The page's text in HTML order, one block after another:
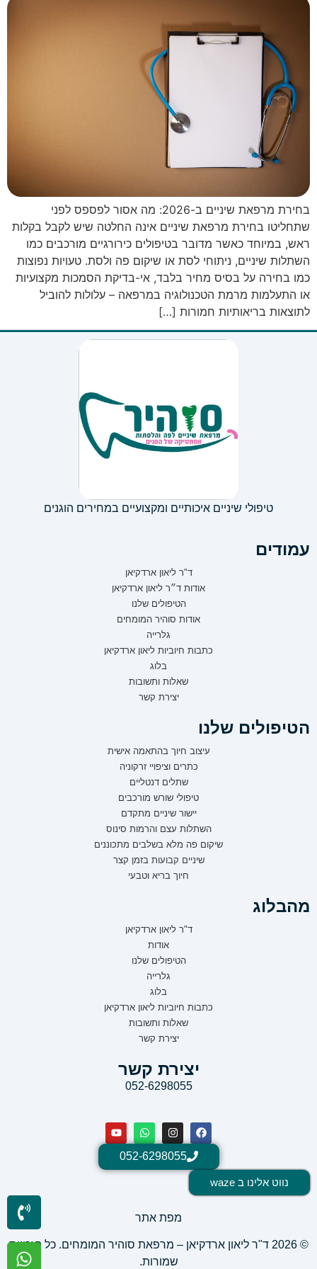
בחירת מרפאת שיניים ב-2026: מה אסור לפספס לפני
שתחליטו בחירת מרפאת שיניים אינה החלטה שיש לקבל בקלות
ראש, במיוחד כאשר מדובר בטיפולים כירורגיים מורכבים כמו
השתלות שיניים, ניתוחי לסת או שיקום פה ולסת. טעויות נפוצות
כמו בחירה על בסיס מחיר בלבד, אי-בדיקת הסמכות מקצועיות
או התעלמות מרמת הטכנולוגיה במרפאה – עלולות להוביל
לתוצאות בריאותיות חמורות […]
טיפולי שיניים איכותיים ומקצועיים במחירים הוגנים
עמודים
ד"ר ליאון ארדקיאן
אודות ד״ר ליאון ארדקיאן
הטיפולים שלנו
אודות סוהיר המומחים
גלרייה
כתבות חיוביות ליאון ארדקיאן
בלוג
שאלות ותשובות
יצירת קשר
הטיפולים שלנו
עיצוב חיוך בהתאמה אישית
כתרים וציפויי זרקוניה
שתלים דנטליים
טיפולי שורש מורכבים
יישור שיניים מתקדם
השתלות עצם והרמות סינוס
שיקום פה מלא בשלבים מתכוננים
שיניים קבועות בזמן קצר
חיוך בריא וטבעי
מהבלוג
ד"ר ליאון ארדקיאן
אודות
הטיפולים שלנו
גלרייה
בלוג
כתבות חיוביות ליאון ארדקיאן
שאלות ותשובות
יצירת קשר
יצירת קשר
052-6298055
052-6298055
נווט אלינו ב waze
מפת אתר
© 2026 ד"ר ליאון ארדקיאן – מרפאת סוהיר המומחים. כל הזכויות
שמורות.